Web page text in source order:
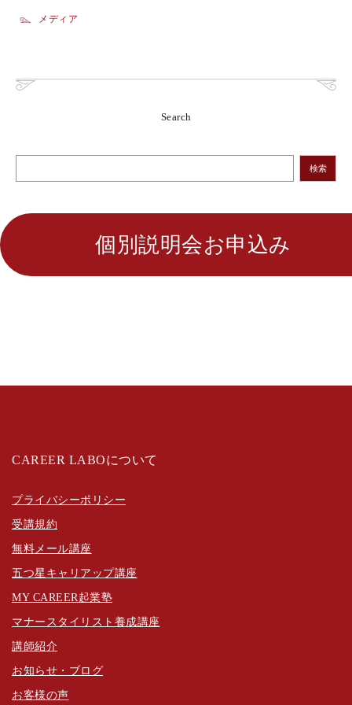
メディア
Search
検索
個別説明会お申込み
CAREER LABOについて
プライバシーポリシー
受講規約
無料メール講座
五つ星キャリアップ講座
MY CAREER起業塾
マナースタイリスト養成講座
講師紹介
お知らせ・ブログ
お客様の声